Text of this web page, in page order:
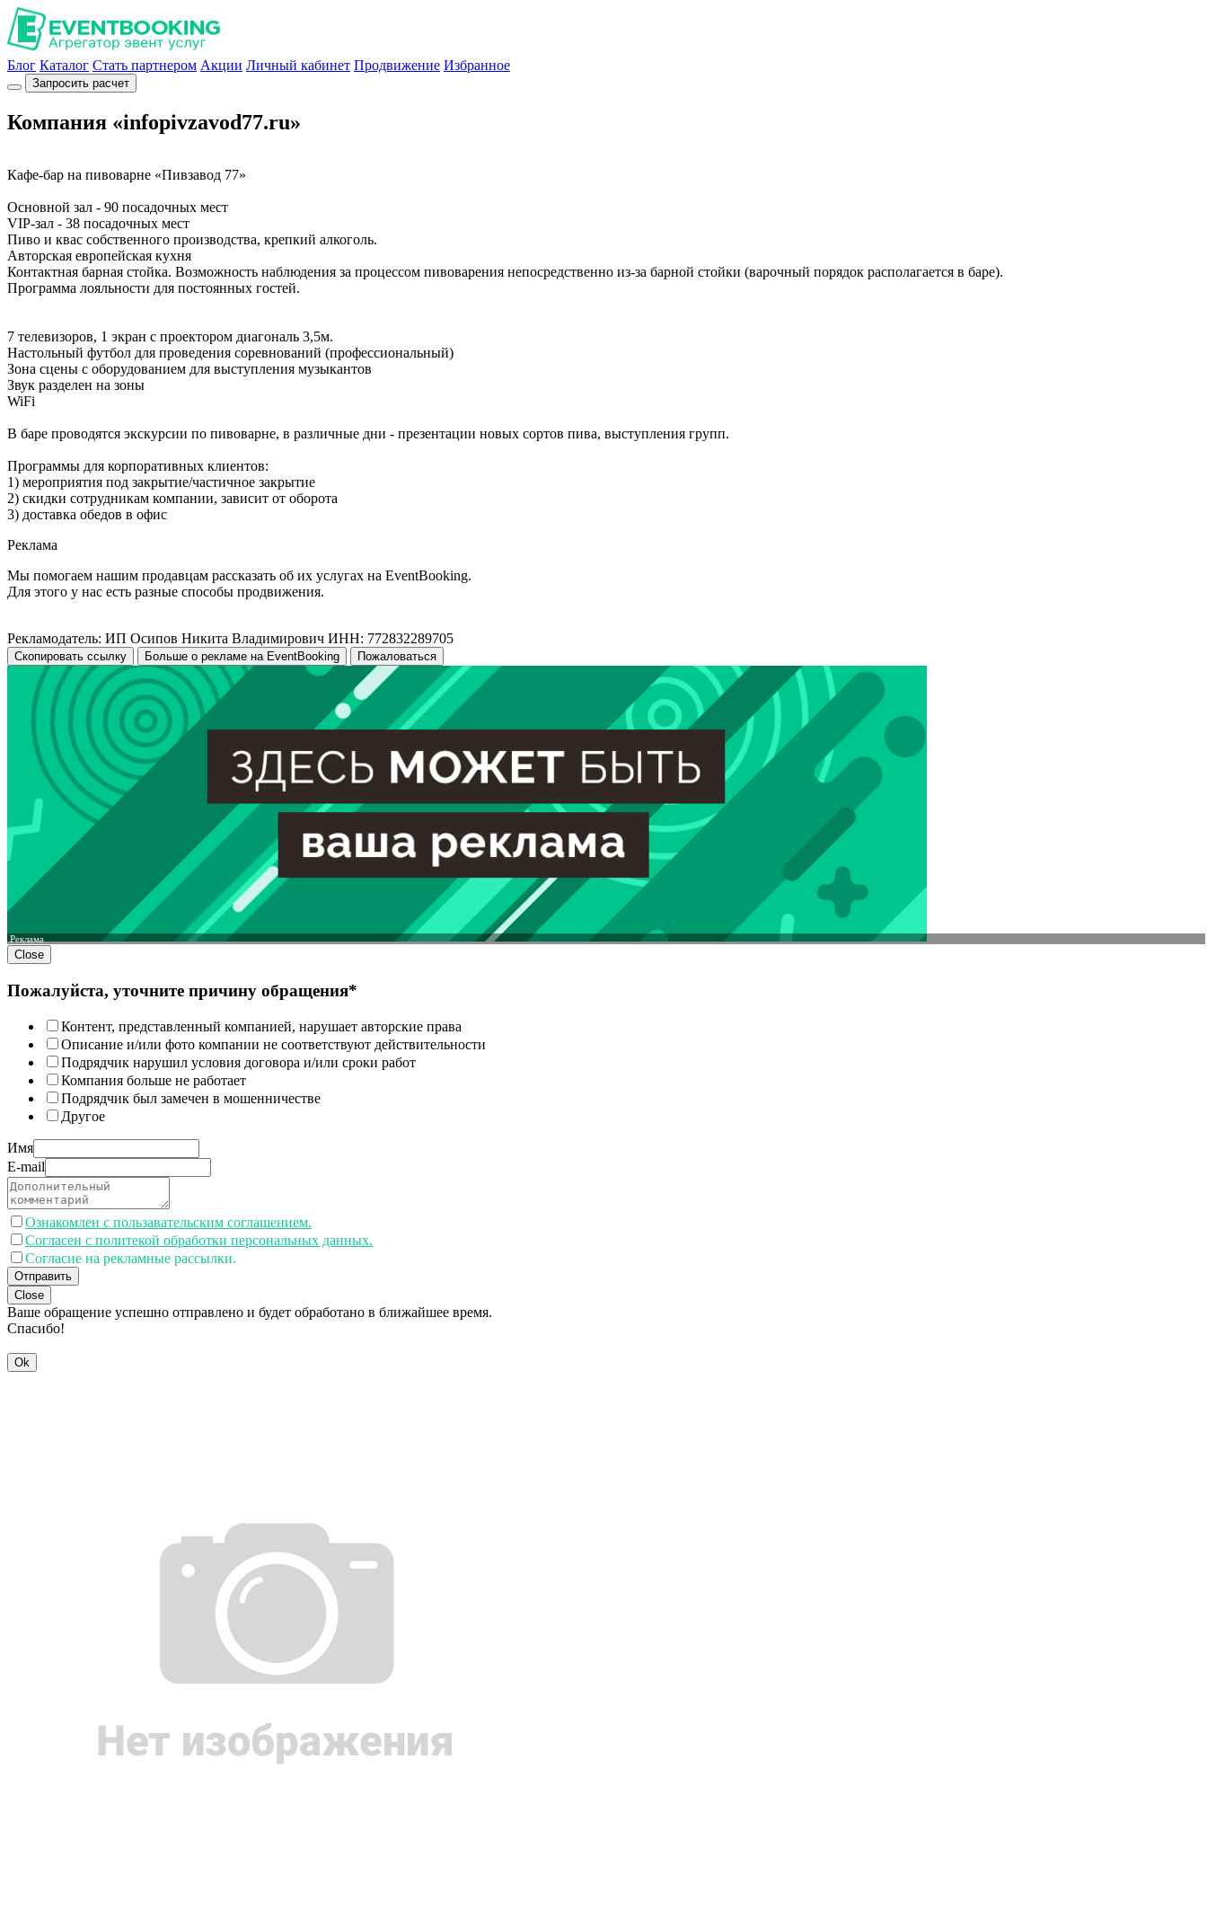
Блог Каталог Стать партнером Акции Личный кабинет Продвижение Избранное
Запросить расчет
Компания «infopivzavod77.ru»
Кафе-бар на пивоварне «Пивзавод 77»
Основной зал - 90 посадочных мест
VIP-зал - 38 посадочных мест
Пиво и квас собственного производства, крепкий алкоголь.
Авторская европейская кухня
Контактная барная стойка. Возможность наблюдения за процессом пивоварения непосредственно из-за барной стойки (варочный порядок располагается в баре).
Программа лояльности для постоянных гостей.
7 телевизоров, 1 экран с проектором диагональ 3,5м.
Настольный футбол для проведения соревнований (профессиональный)
Зона сцены с оборудованием для выступления музыкантов
Звук разделен на зоны
WiFi
В баре проводятся экскурсии по пивоварне, в различные дни - презентации новых сортов пива, выступления групп.
Программы для корпоративных клиентов:
1) мероприятия под закрытие/частичное закрытие
2) скидки сотрудникам компании, зависит от оборота
3) доставка обедов в офис
Реклама
Мы помогаем нашим продавцам рассказать об их услугах на EventBooking.
Для этого у нас есть разные способы продвижения.
Рекламодатель: ИП Осипов Никита Владимирович ИНН: 772832289705
Скопировать ссылку Больше о рекламе на EventBooking Пожаловаться
Реклама
Close
Пожалуйста, уточните причину обращения*
Контент, представленный компанией, нарушает авторские права
Описание и/или фото компании не соответствуют действительности
Подрядчик нарушил условия договора и/или сроки работ
Компания больше не работает
Подрядчик был замечен в мошенничестве
Другое
Имя
E-mail
Ознакомлен с пользавательским соглашением.
Согласен с политекой обработки персональных данных.
Согласие на рекламные рассылки.
Отправить
Close
Ваше обращение успешно отправлено и будет обработано в ближайшее время.
Спасибо!
Ok